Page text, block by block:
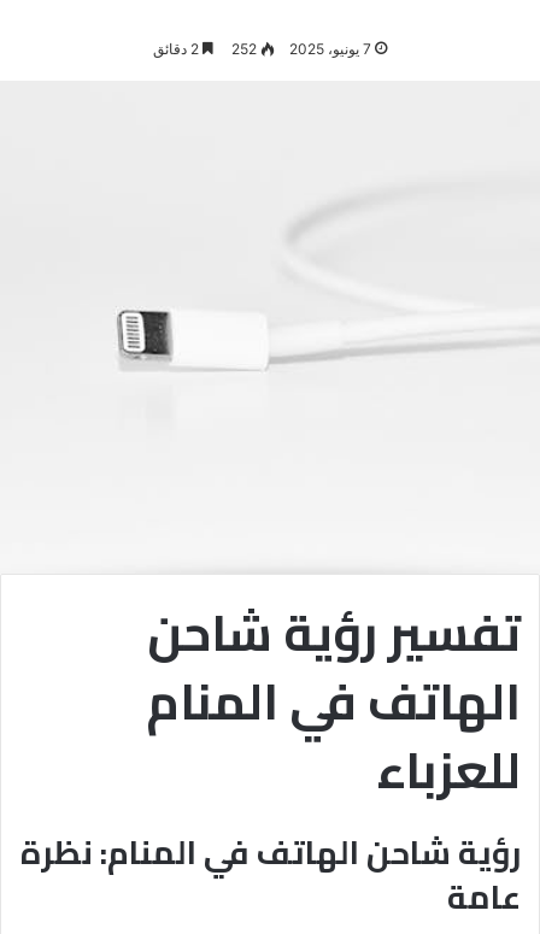
7 يونيو، 2025 252
تفسير رؤية شاحن
الهاتف في المنام
للعزباء
رؤية شاحن الهاتف في المنام: نظرة
عامة